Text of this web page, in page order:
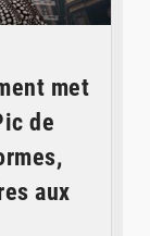
met
de
aux